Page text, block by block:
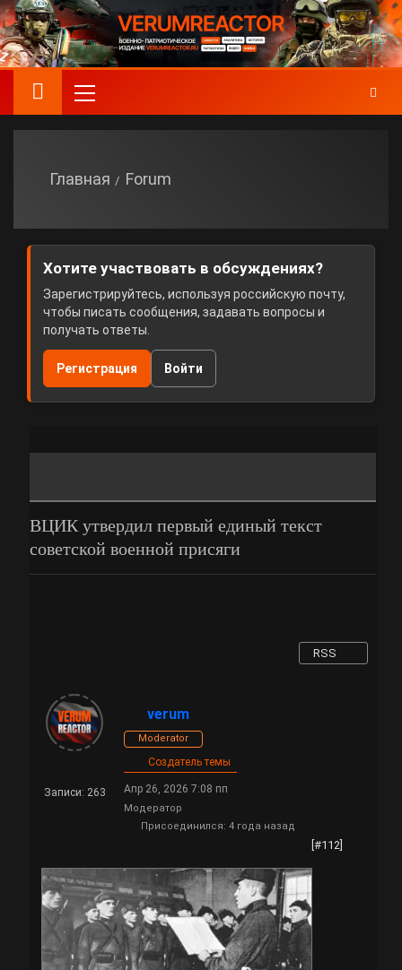
Главная Forum
Хотите участвовать в обсуждениях?
Зарегистрируйтесь, используя российскую почту,
чтобы писать сообщения, задавать вопросы и
получать ответы.
Регистрация Войти
ВЦИК утвердил первый единый текст
советской военной присяги
RSS
Записи: 263
verum
Moderator
Создатель темы
Апр 26, 2026 7:08 пп
Модератор
Присоединился: 4 года назад
[#112]